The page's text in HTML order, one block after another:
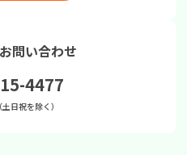
問い合わせ
4477
日祝を除く）